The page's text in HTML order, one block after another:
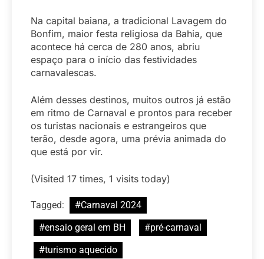
Na capital baiana, a tradicional Lavagem do
Bonfim, maior festa religiosa da Bahia, que
acontece há cerca de 280 anos, abriu
espaço para o início das festividades
carnavalescas.
Além desses destinos, muitos outros já estão
em ritmo de Carnaval e prontos para receber
os turistas nacionais e estrangeiros que
terão, desde agora, uma prévia animada do
que está por vir.
(Visited 17 times, 1 visits today)
Tagged:
#Carnaval 2024
#ensaio geral em BH
#pré-carnaval
#turismo aquecido